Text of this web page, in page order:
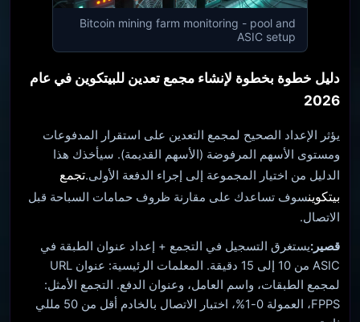
Bitcoin mining farm monitoring - pool and
ASIC setup
دليل خطوة بخطوة لإنشاء مجمع تعدين للبيتكوين في عام
2026
يؤثر الإعداد الصحيح لمجمع التعدين على استقرار المدفوعات
ومستوى الأسهم المرفوضة (الأسهم القديمة). سيأخذك هذا
الدليل من اختيار المجموعة إلى إجراء الدفعة الأولى.تجمع
بيتكوينسوف تساعدك على مقارنة ظروف حمامات السباحة قبل
الاتصال.
قصير:يستغرق التسجيل في التجمع + إعداد عنوان الطبقة في
ASIC من 10 إلى 15 دقيقة. المعلمات الرئيسية: عنوان URL
لمجمع الطبقات، واسم العامل، وعنوان الدفع. التجمع الأمثل:
FPPS، العمولة 0-1%، اختبار الاتصال بالخادم أقل من 50 مللي